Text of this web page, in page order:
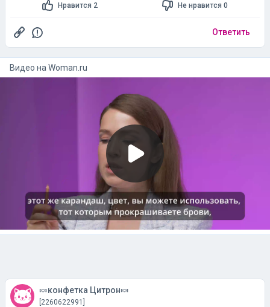
Нравится 2 Не нравится 0
Ответить
Видео на woman.ru
🍬конфетка Цитрон🍬
[2260622991]